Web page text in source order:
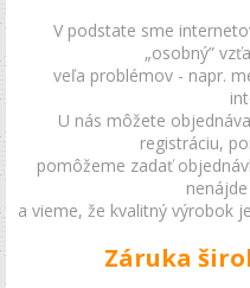
V podstate sme
„osobný”
veľa problémov - napr.
U nás môžete
registráciu,
pomôžeme zadať
a vieme, že kvalitný výrobok
Záruka